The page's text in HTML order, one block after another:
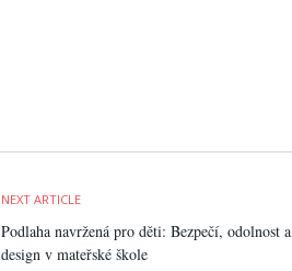
NEXT ARTICLE
Podlaha navržená pro děti: Bezpečí, odolnost a
design v mateřské škole